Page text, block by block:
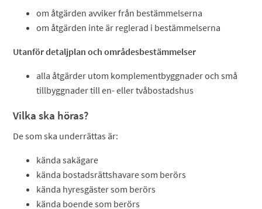
om åtgärden avviker från bestämmelserna
om åtgärden inte är reglerad i bestämmelserna
Utanför detaljplan och områdesbestämmelser
alla åtgärder utom komplementbyggnader och små
tillbyggnader till en- eller tvåbostadshus
Vilka ska höras?
De som ska underrättas är:
kända sakägare
kända bostadsrättshavare som berörs
kända hyresgäster som berörs
kända boende som berörs